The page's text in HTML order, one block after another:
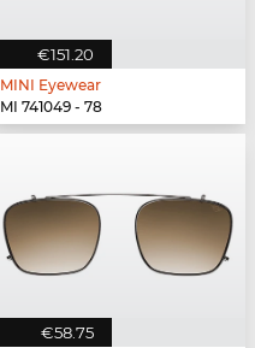
€151.20
MINI Eyewear
MI 741049 - 78
€58.75